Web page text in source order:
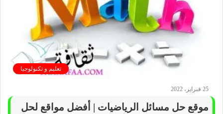
تعليم و تكنولوجيا
25 فبراير، 2022
موقع حل مسائل الرياضيات | أفضل مواقع لحل